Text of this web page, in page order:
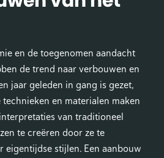
en de toegenomen aandacht
de trend naar verbouwen en
jaar geleden in gang is gezet,
en materialen maken
van traditioneel
te creëren door ze te
eigentijdse stijlen. Een aanbouw